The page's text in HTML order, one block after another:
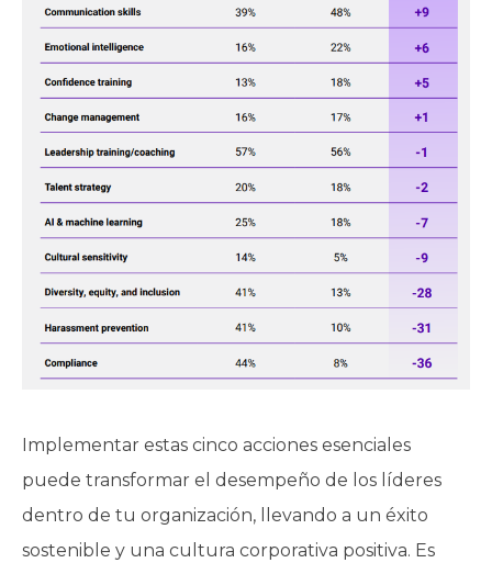
Implementar estas cinco acciones esenciales
puede transformar el desempeño de los líderes
dentro de tu organización, llevando a un éxito
sostenible y una cultura corporativa positiva. Es